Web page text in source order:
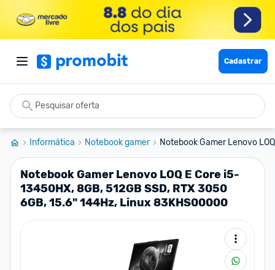
Cadastrar
Informática Notebook gamer Notebook Gamer Lenovo
Notebook Gamer Lenovo LOQ E Core i5-
13450HX, 8GB, 512GB SSD, RTX 3050
6GB, 15.6" 144Hz, Linux 83KHS00000